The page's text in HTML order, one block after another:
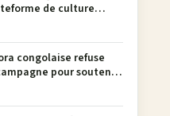
de culture
congolaise refuse
pour soutenir
Bruxelles